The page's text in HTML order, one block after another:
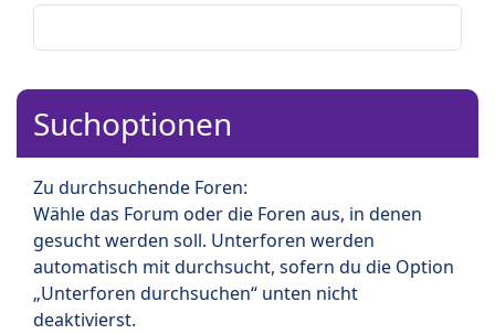
Suchoptionen
Zu durchsuchende Foren:
Wähle das Forum oder die Foren aus, in denen
gesucht werden soll. Unterforen werden
automatisch mit durchsucht, sofern du die Option
„Unterforen durchsuchen“ unten nicht
deaktivierst.